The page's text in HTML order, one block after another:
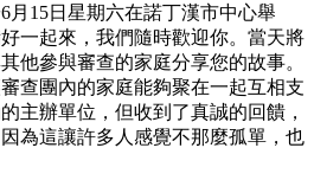
月15日星期六在諾丁漢市中心舉
一起來，我們隨時歡迎你。當天將
他參與審查的家庭分享您的故事。
查團內的家庭能夠聚在一起互相支
主辦單位，但收到了真誠的回饋，
為這讓許多人感覺不那麼孤單，也